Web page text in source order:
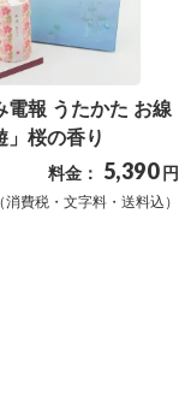
電報 うたかた お線
」桜の香り
料金： 5,390 円
（消費税・文字料・送料込）